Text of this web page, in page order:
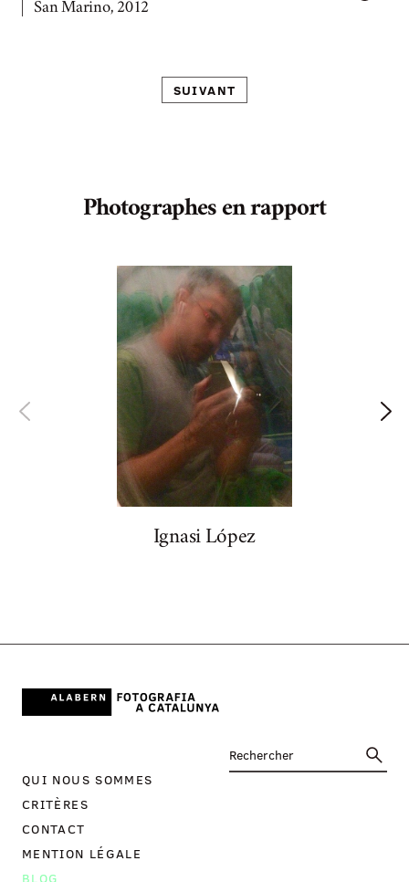
San Marino, 2012
SUIVANT
Photographes en rapport
Ignasi López
QUI NOUS SOMMES
CRITÈRES
CONTACT
MENTION LÉGALE
BLOG